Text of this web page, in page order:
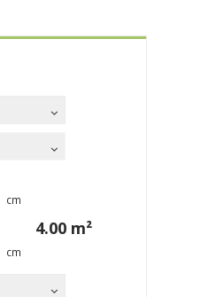
cm
cm
4.00 m²